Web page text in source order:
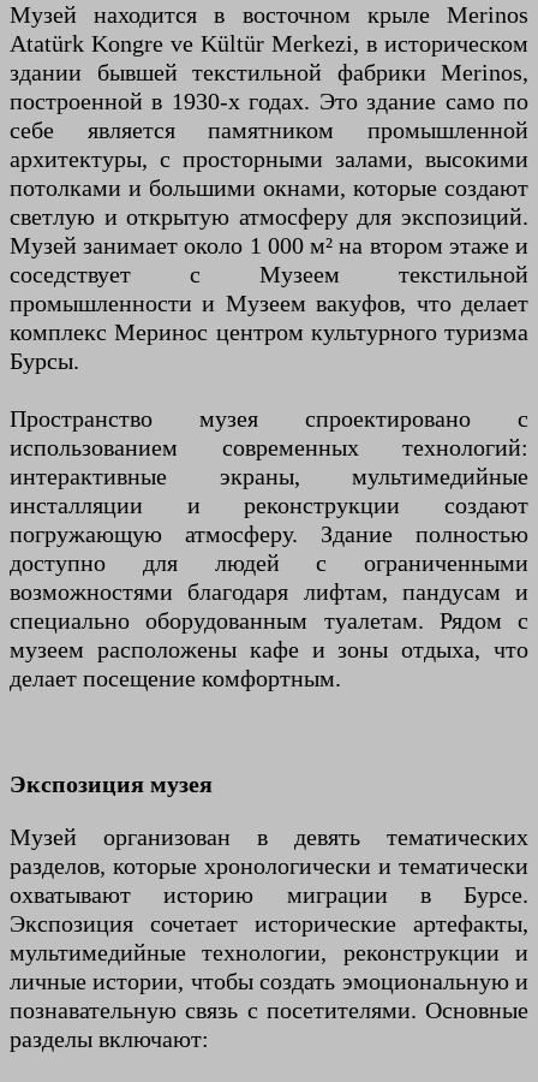
Музей находится в восточном крыле Merinos
Atatürk Kongre ve Kültür Merkezi, в историческом
здании бывшей текстильной фабрики Merinos,
построенной в 1930-х годах. Это здание само по
себе является памятником промышленной
архитектуры, с просторными залами, высокими
потолками и большими окнами, которые создают
светлую и открытую атмосферу для экспозиций.
Музей занимает около 1 000 м² на втором этаже и
соседствует с Музеем текстильной
промышленности и Музеем вакуфов, что делает
комплекс Меринос центром культурного туризма
Бурсы.
Пространство музея спроектировано с
использованием современных технологий:
интерактивные экраны, мультимедийные
инсталляции и реконструкции создают
погружающую атмосферу. Здание полностью
доступно для людей с ограниченными
возможностями благодаря лифтам, пандусам и
специально оборудованным туалетам. Рядом с
музеем расположены кафе и зоны отдыха, что
делает посещение комфортным.
Экспозиция музея
Музей организован в девять тематических
разделов, которые хронологически и тематически
охватывают историю миграции в Бурсе.
Экспозиция сочетает исторические артефакты,
мультимедийные технологии, реконструкции и
личные истории, чтобы создать эмоциональную и
познавательную связь с посетителями. Основные
разделы включают: